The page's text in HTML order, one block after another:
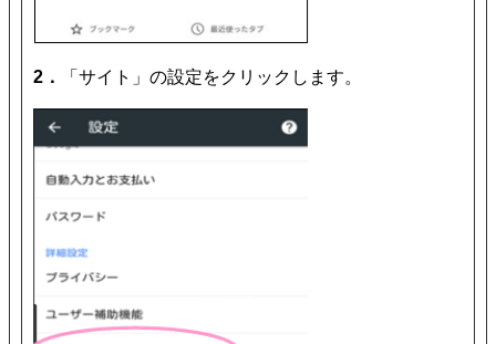
2． 「サイト」の設定をクリックします。